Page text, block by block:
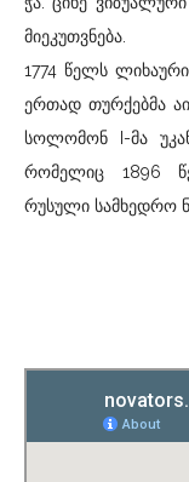
მიეკუთვნება.
1774 წელს
ერთად თურქებმა
სოლომონ I-მა
რომელიც 1896
რუსული სამხედრო